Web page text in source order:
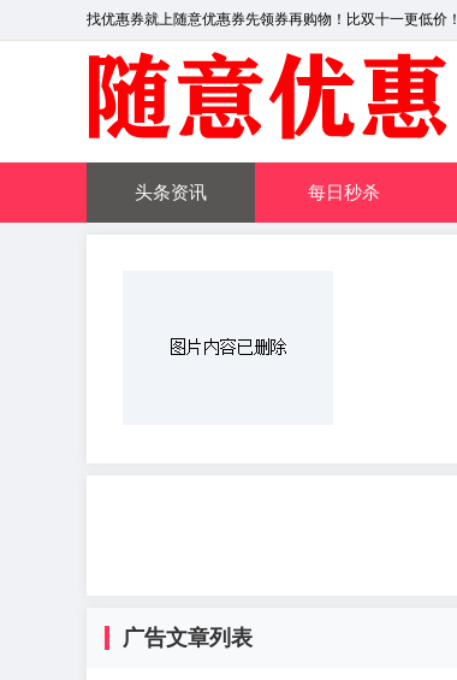
找优惠券就上随意优惠券先领券再购物！比双十一更低价！
头条资讯 每日秒杀
广告文章列表